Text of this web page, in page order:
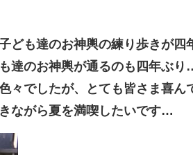
ども達のお神輿の練り歩きが四
達のお神輿が通るのも四年ぶり
でしたが、とても皆さま喜ん
ながら夏を満喫したいです…